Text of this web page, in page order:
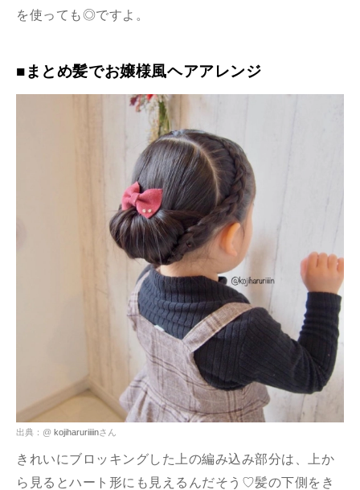
を使っても◎ですよ。
■まとめ髪でお嬢様風ヘアアレンジ
出典：@ kojiharuriiiinさん
きれいにブロッキングした上の編み込み部分は、上か
ら見るとハート形にも見えるんだそう♡髪の下側をき